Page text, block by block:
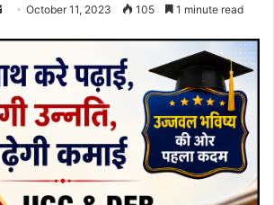
SendOctober 11, 2023 105 1 minute read